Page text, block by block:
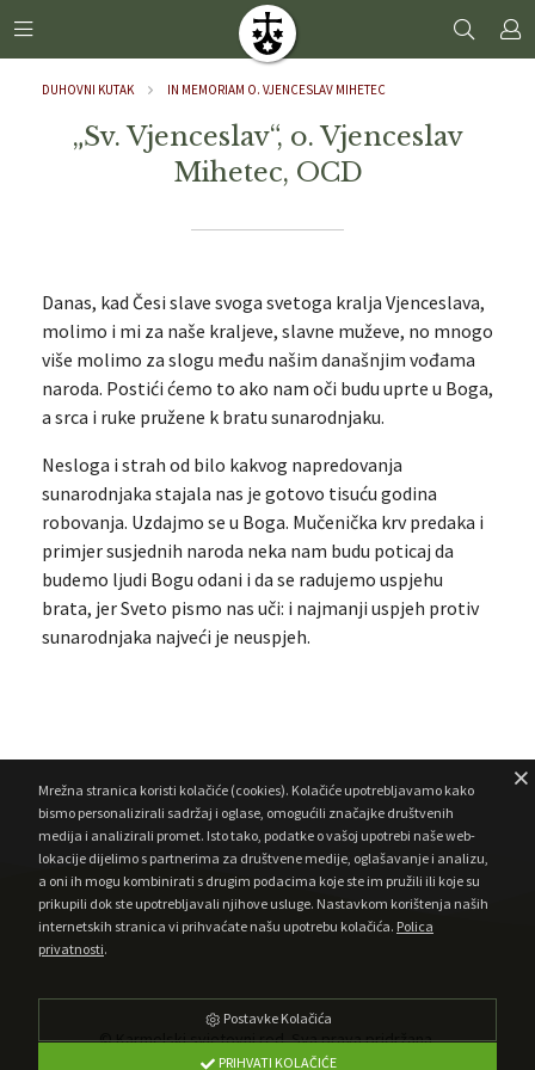
DUHOVNI KUTAK IN MEMORIAM O. VJENCESLAV MIHETEC
„Sv. Vjenceslav“, o. Vjenceslav
Mihetec, OCD
Danas, kad Česi slave svoga svetoga kralja Vjenceslava,
molimo i mi za naše kraljeve, slavne muževe, no mnogo
više molimo za slogu među našim današnjim vođama
naroda. Postići ćemo to ako nam oči budu uprte u Boga,
a srca i ruke pružene k bratu sunarodnjaku.
Nesloga i strah od bilo kakvog napredovanja
sunarodnjaka stajala nas je gotovo tisuću godina
robovanja. Uzdajmo se u Boga. Mučenička krv predaka i
primjer susjednih naroda neka nam budu poticaj da
budemo ljudi Bogu odani i da se radujemo uspjehu
brata, jer Sveto pismo nas uči: i najmanji uspjeh protiv
sunarodnjaka najveći je neuspjeh.
© Karmelski svjetovni red. Sva prava pridržana.
Developed by AMagdic Web Design•Powered by AMagdic CMF
Mrežna stranica koristi kolačiće (cookies). Kolačiće upotrebljavamo kako
bismo personalizirali sadržaj i oglase, omogućili značajke društvenih
medija i analizirali promet. Isto tako, podatke o vašoj upotrebi naše web-
lokacije dijelimo s partnerima za društvene medije, oglašavanje i analizu,
a oni ih mogu kombinirati s drugim podacima koje ste im pružili ili koje su
prikupili dok ste upotrebljavali njihove usluge. Nastavkom korištenja naših
internetskih stranica vi prihvaćate našu upotrebu kolačića. Polica
privatnosti.
Postavke Kolačića
PRIHVATI KOLAČIĆE